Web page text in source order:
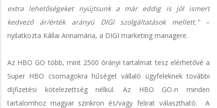
extra lehetőségeket nyújtsunk a már eddig is jól ismert
kedvező ár/érték arányú DIGI szolgáltatások mellett."–
nyilatkozta Kállai Annamária, a DIGI marketing managere.
Az HBO GO több, mint 2500 órányi tartalmat tesz elérhetővé a
Super HBO csomagokra hűséget vállaló ügyfeleknek további
díjfizetési kötelezettség nélkül. Az HBO GO-n minden
tartalomhoz magyar szinkron és/vagy felirat választható. A